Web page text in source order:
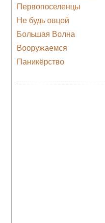
Первопоселенцы
Не будь овцой
Большая Волна
Вооружаемся
Паникёрство